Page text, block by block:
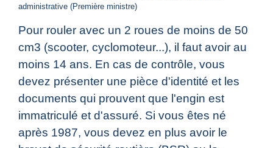
administrative (Première ministre)
Pour rouler avec un 2 roues de moins de 50
cm3 (scooter, cyclomoteur...), il faut avoir au
moins 14 ans. En cas de contrôle, vous
devez présenter une pièce d'identité et les
documents qui prouvent que l'engin est
immatriculé et d'assuré. Si vous êtes né
après 1987, vous devez en plus avoir le